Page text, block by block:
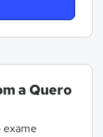
a Quero
exame